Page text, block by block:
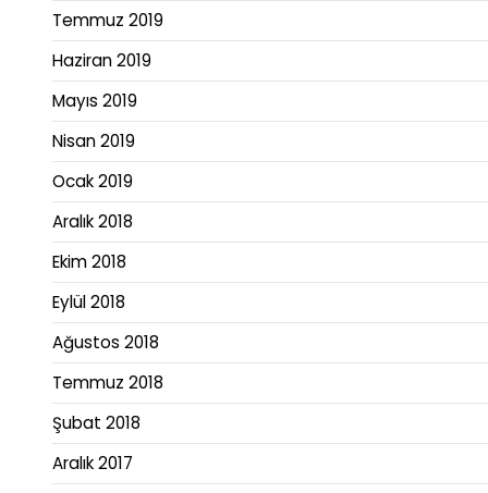
Temmuz 2019
Haziran 2019
Mayıs 2019
Nisan 2019
Ocak 2019
Aralık 2018
Ekim 2018
Eylül 2018
Ağustos 2018
Temmuz 2018
Şubat 2018
Aralık 2017